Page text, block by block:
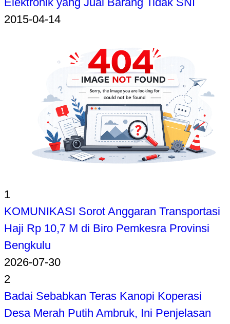
2015-04-14
1
KOMUNIKASI Sorot Anggaran Transportasi
Haji Rp 10,7 M di Biro Pemkesra Provinsi
Bengkulu
2026-07-30
2
Badai Sebabkan Teras Kanopi Koperasi
Desa Merah Putih Ambruk, Ini Penjelasan